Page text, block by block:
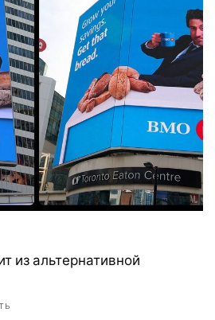
из альтернативной